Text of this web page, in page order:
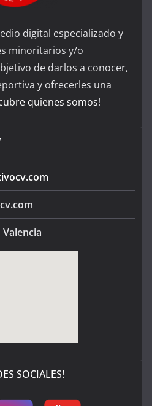
digital especializado y
minoritarios y/o
de darlos a conocer,
y ofrecerles una
quienes somos!
SOCIALES!